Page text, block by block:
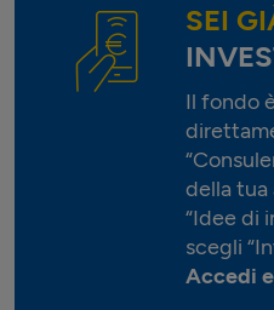
SEI
Il fondo
della tua
“Idee di
scegli
Accedi